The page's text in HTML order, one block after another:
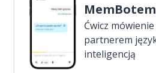
MemBotem
Ćwicz
partnerem
inteligencją